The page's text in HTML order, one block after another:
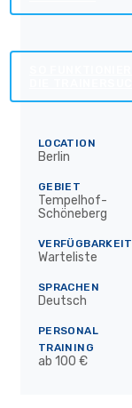
LOCATION
Berlin
GEBIET
Tempelhof-
Schöneberg
VERFÜGBARKEIT
Warteliste
SPRACHEN
Deutsch
PERSONAL
TRAINING
ab 100 €